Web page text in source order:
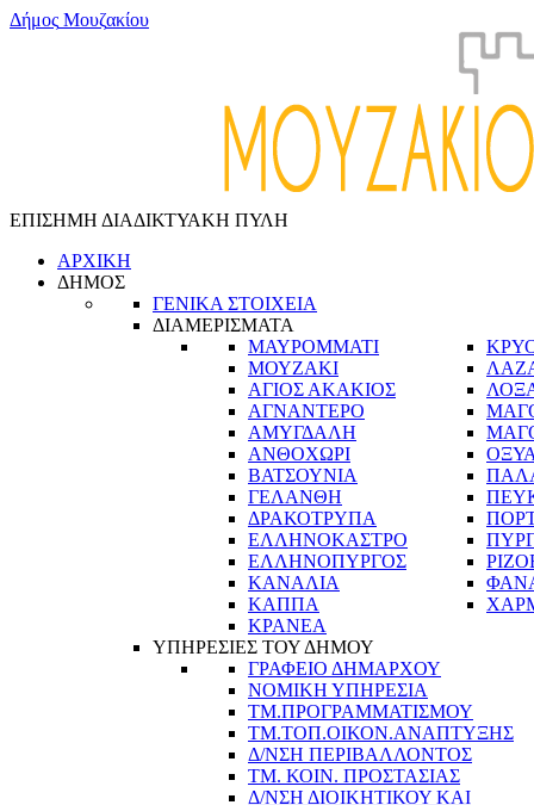
Δήμος Μουζακίου
ΕΠΙΣΗΜΗ ΔΙΑΔΙΚΤΥΑΚΗ ΠΥΛΗ
ΑΡΧΙΚΗ
ΔΗΜΟΣ
ΓΕΝΙΚΑ ΣΤΟΙΧΕΙΑ
ΔΙΑΜΕΡΙΣΜΑΤΑ
ΜΑΥΡΟΜΜΑΤΙ
ΜΟΥΖΑΚΙ
ΑΓΙΟΣ ΑΚΑΚΙΟΣ
ΑΓΝΑΝΤΕΡΟ
ΑΜΥΓΔΑΛΗ
ΑΝΘΟΧΩΡΙ
ΒΑΤΣΟΥΝΙΑ
ΓΕΛΑΝΘΗ
ΔΡΑΚΟΤΡΥΠΑ
ΕΛΛΗΝΟΚΑΣΤΡΟ
ΕΛΛΗΝΟΠΥΡΓΟΣ
ΚΑΝΑΛΙΑ
ΚΑΠΠΑ
ΚΡΑΝΕΑ
ΥΠΗΡΕΣΙΕΣ ΤΟΥ ΔΗΜΟΥ
ΓΡΑΦΕΙΟ ΔΗΜΑΡΧΟΥ
ΝΟΜΙΚΗ ΥΠΗΡΕΣΙΑ
ΤΜ.ΠΡΟΓΡΑΜΜΑΤΙΣΜΟΥ
ΤΜ.ΤΟΠ.ΟΙΚΟΝ.ΑΝΑΠΤΥΞΗΣ
Δ/ΝΣΗ ΠΕΡΙΒΑΛΛΟΝΤΟΣ
ΤΜ. ΚΟΙΝ. ΠΡΟΣΤΑΣΙΑΣ
Δ/ΝΣΗ ΔΙΟΙΚΗΤΙΚΟΥ ΚΑΙ